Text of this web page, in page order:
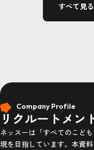
すべて見る
Company Profile
リクルートメン
ネッスーは「すべてのこど
現を目指しています。本資